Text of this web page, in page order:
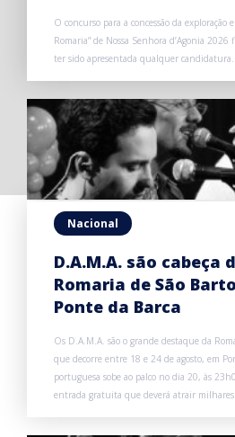
O concurso para a concessão da exploração
Romaria” de Nossa Senhora d’Agonia
ter sido apresentada qualquer candidatura.
Nacional
D.A.M.A. são cabeça
Romaria de São
Ponte da Barca
Os D.A.M.A. são o grande destaque da
que decorre entre 18 e 24 de agosto, em
portuguesa sobe ao palco no dia 20, às
entrada gratuita que deverá atrair milhares